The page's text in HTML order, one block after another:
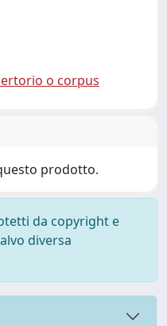
o corpus
prodotto.
da copyright e
diversa